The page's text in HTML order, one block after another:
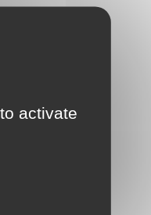
activate